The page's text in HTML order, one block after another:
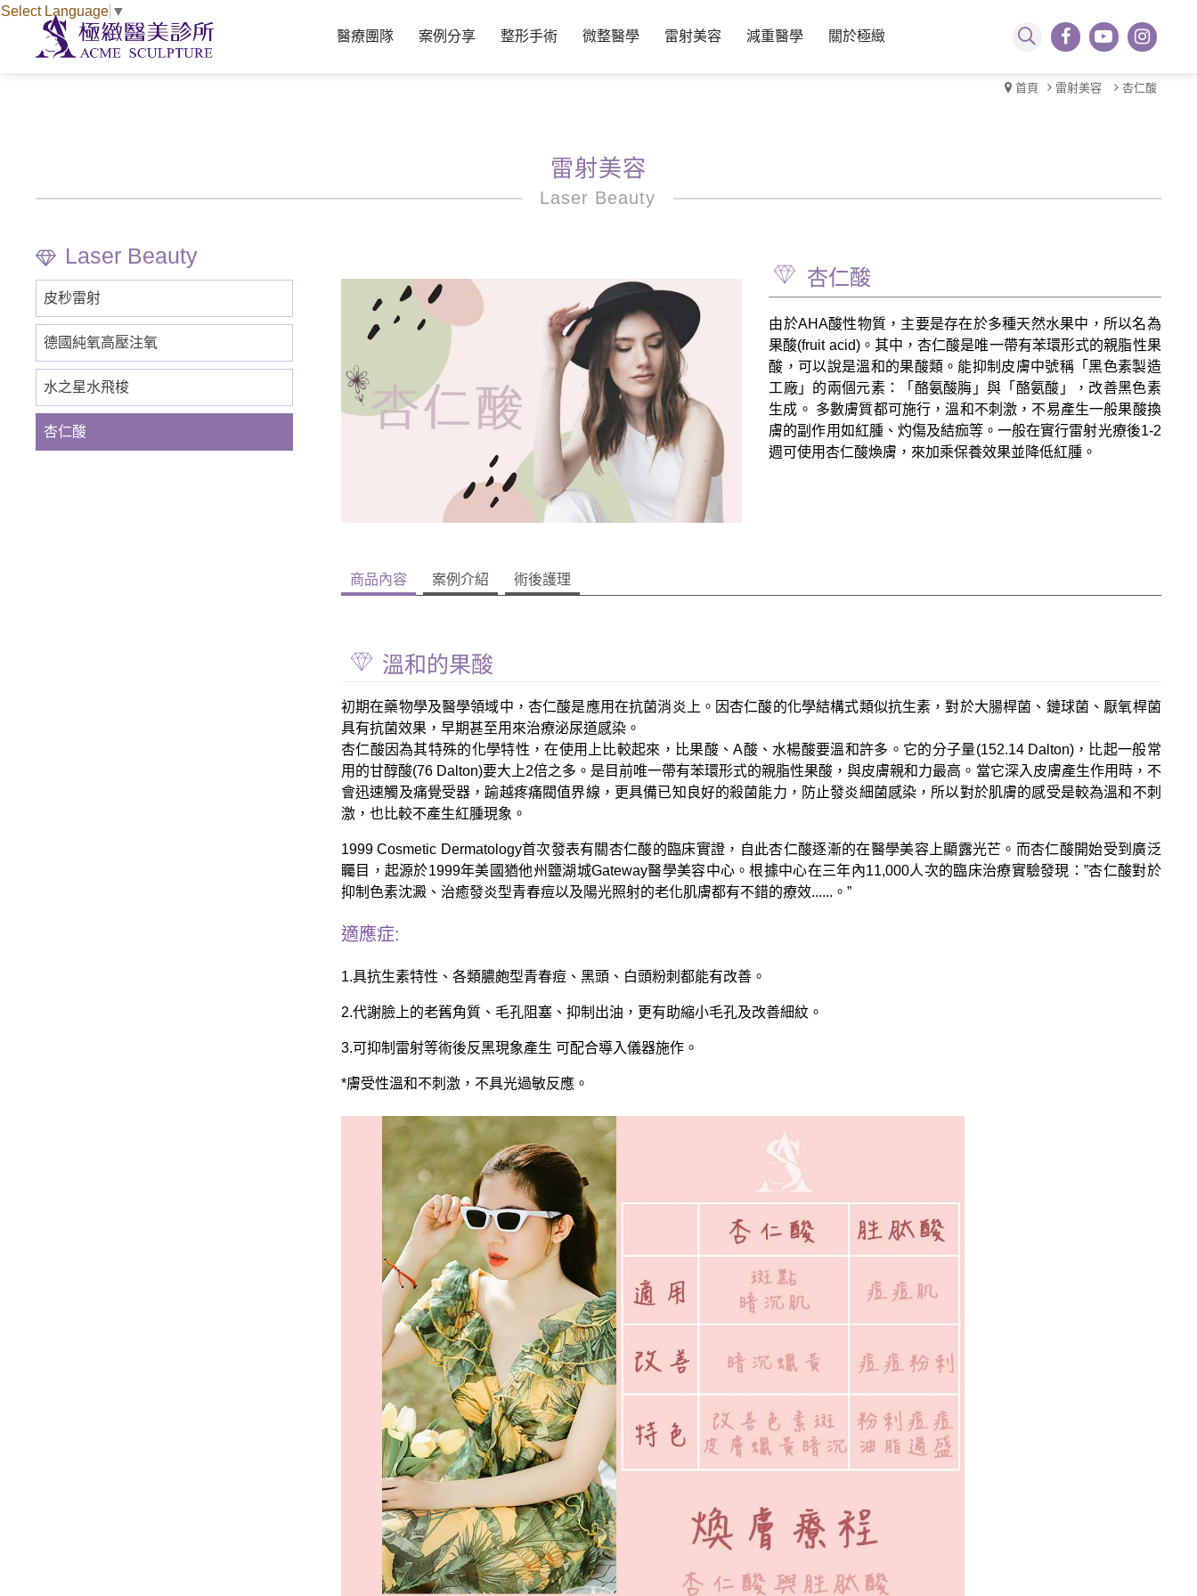
Select Language ▼
醫療團隊
案例分享 整形手術 微整醫學 雷射美容 減重醫學 關於極緻
首頁 雷射美容 杏仁酸
雷射美容
Laser Beauty
皮秒雷射
德國純氧高壓注氧
水之星水飛梭
杏仁酸
杏仁酸
由於AHA酸性物質，主要是存在於多種天然水果中，所以名為
果酸(fruit acid)。其中，杏仁酸是唯一帶有苯環形式的親脂性果
酸，可以說是溫和的果酸類。能抑制皮膚中號稱「黑色素製造
工廠」的兩個元素：「酪氨酸脢」與「酪氨酸」，改善黑色素
生成。 多數膚質都可施行，溫和不刺激，不易產生一般果酸換
膚的副作用如紅腫、灼傷及結痂等。一般在實行雷射光療後1-2
週可使用杏仁酸煥膚，來加乘保養效果並降低紅腫。
商品內容 案例介紹 術後護理
溫和的果酸
初期在藥物學及醫學領域中，杏仁酸是應用在抗菌消炎上。因杏仁酸的化學結構式類似抗生素，對於大腸桿菌、鏈球菌、厭氧桿菌
具有抗菌效果，早期甚至用來治療泌尿道感染。
杏仁酸因為其特殊的化學特性，在使用上比較起來，比果酸、A酸、水楊酸要溫和許多。它的分子量(152.14 Dalton)，比起一般常
用的甘醇酸(76 Dalton)要大上2倍之多。是目前唯一帶有苯環形式的親脂性果酸，與皮膚親和力最高。當它深入皮膚產生作用時，不
會迅速觸及痛覺受器，踰越疼痛閥值界線，更具備已知良好的殺菌能力，防止發炎細菌感染，所以對於肌膚的感受是較為溫和不刺
激，也比較不產生紅腫現象。
1999 Cosmetic Dermatology首次發表有關杏仁酸的臨床實證，自此杏仁酸逐漸的在醫學美容上顯露光芒。而杏仁酸開始受到廣泛
矚目，起源於1999年美國猶他州鹽湖城Gateway醫學美容中心。根據中心在三年內11,000人次的臨床治療實驗發現：”杏仁酸對於
抑制色素沈澱、治癒發炎型青春痘以及陽光照射的老化肌膚都有不錯的療效......。”
適應症:
1.具抗生素特性、各類膿皰型青春痘、黑頭、白頭粉刺都能有改善。
2.代謝臉上的老舊角質、毛孔阻塞、抑制出油，更有助縮小毛孔及改善細紋。
3.可抑制雷射等術後反黑現象產生 可配合導入儀器施作。
*膚受性溫和不刺激，不具光過敏反應。